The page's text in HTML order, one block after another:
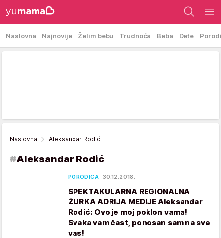
Naslovna Najnovije Želim bebu Trudnoća Beba Dete
Naslovna Aleksandar Rodić
#Aleksandar Rodić
PORODICA 30.12.2018.
SPEKTAKULARNA REGIONALNA
ŽURKA ADRIJA MEDIJE Aleksandar
Rodić: Ovo je moj poklon vama!
Svaka vam čast, ponosan sam na sve
vas!